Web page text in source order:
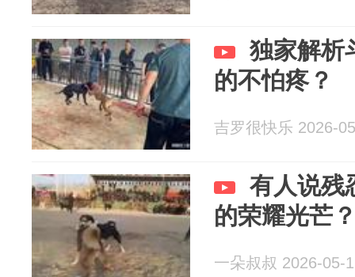
独家解析
的不怕疼？
吉罗很快乐 2026-
有人说残
的荣耀光芒
一朵叔叔 2026-05-